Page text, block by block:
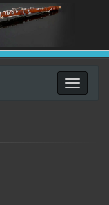
Toggle